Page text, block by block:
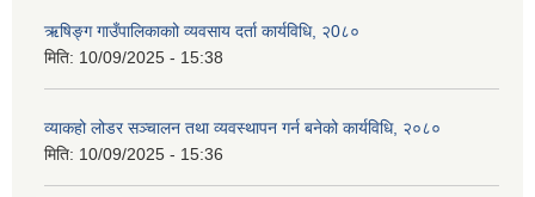
ऋषिङ्ग गाउँपालिकाकाो व्यवसाय दर्ता कार्यविधि, २0८०
मिति: 10/09/2025 - 15:38
व्याकहो लोडर सञ्चालन तथा व्यवस्थापन गर्न बनेको कार्यविधि, २०८०
मिति: 10/09/2025 - 15:36